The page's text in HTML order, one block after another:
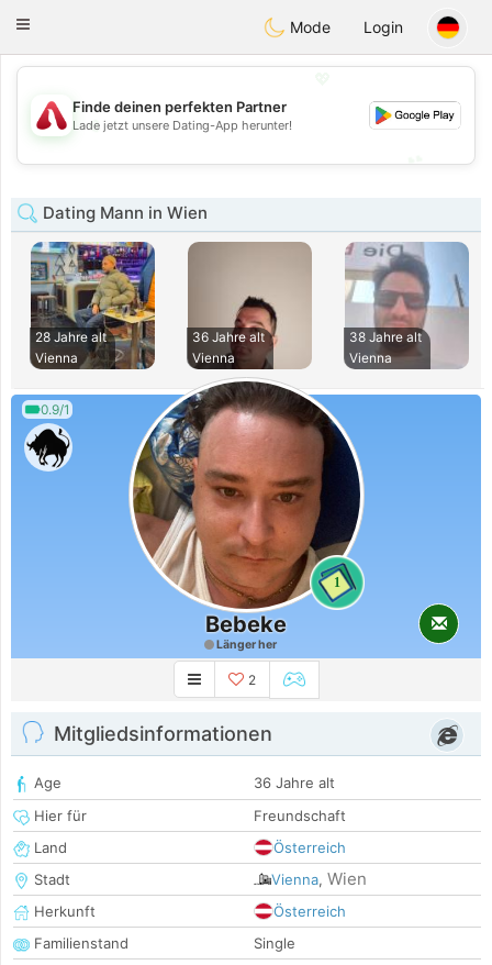
Österreich Chat
Toggle
Mode Login
💖
💕
Finde deinen perfekten Partner
Lade jetzt unsere Dating-App herunter!
Dating Mann in Wien
28 Jahre alt
Vienna
36 Jahre alt
Vienna
38 Jahre alt
Vienna
0.9/1
1
Bebeke
Länger her
2
Mitgliedsinformationen
Age
36 Jahre alt
Hier für
Freundschaft
Land
Österreich
Stadt
Vienna, Wien
Herkunft
Österreich
Familienstand
Single